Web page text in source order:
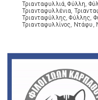
Τριανταφυλλιά, Φύλλη,
Τριανταφυλλένια,
Τριανταφύλλης, Φύλλης,
Τριανταφυλλίνος, Ντάφυ,